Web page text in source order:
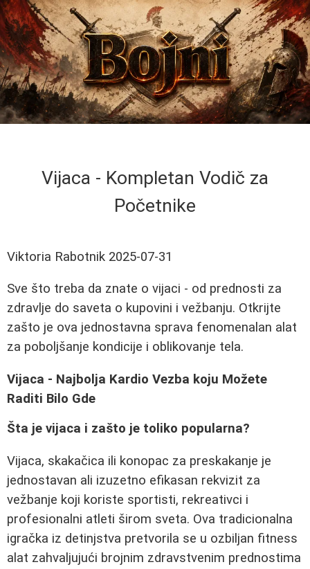
Vijaca - Kompletan Vodič za
Početnike
Viktoria Rabotnik 2025-07-31
Sve što treba da znate o vijaci - od prednosti za
zdravlje do saveta o kupovini i vežbanju. Otkrijte
zašto je ova jednostavna sprava fenomenalan alat
za poboljšanje kondicije i oblikovanje tela.
Vijaca - Najbolja Kardio Vezba koju Možete
Raditi Bilo Gde
Šta je vijaca i zašto je toliko popularna?
Vijaca, skakačica ili konopac za preskakanje je
jednostavan ali izuzetno efikasan rekvizit za
vežbanje koji koriste sportisti, rekreativci i
profesionalni atleti širom sveta. Ova tradicionalna
igračka iz detinjstva pretvorila se u ozbiljan fitness
alat zahvaljujući brojnim zdravstvenim prednostima